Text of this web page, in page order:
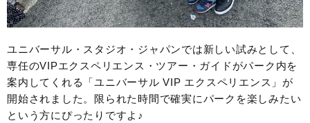
ユニバーサル・スタジオ・ジャパンでは新しい試みとして、
専任のVIPエクスペリエンス・ツアー・ガイドがパーク内を
案内してくれる「ユニバーサル VIP エクスペリエンス」が
開始されました。限られた時間で確実にパークを楽しみたい
という方にぴったりですよ♪